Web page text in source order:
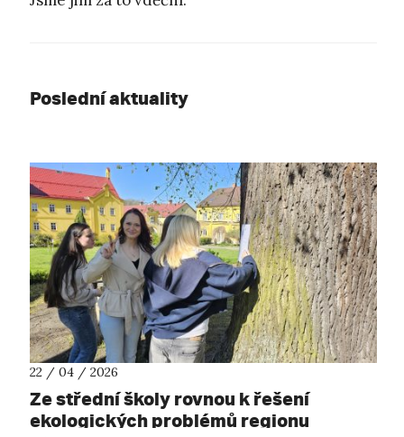
Poslední aktuality
22 / 04 / 2026
Ze střední školy rovnou k řešení
ekologických problémů regionu